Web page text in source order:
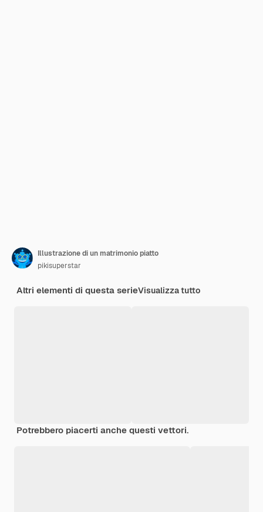
Illustrazione di un matrimonio piatto
pikisuperstar
Altri elementi di questa serieVisualizza tutto
Potrebbero piacerti anche questi vettori.